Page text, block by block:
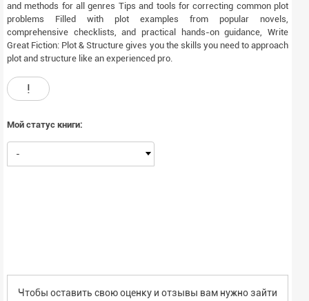
and methods for all genres Tips and tools for correcting common plot
problems Filled with plot examples from popular novels,
comprehensive checklists, and practical hands-on guidance, Write
Great Fiction: Plot & Structure gives you the skills you need to approach
plot and structure like an experienced pro.
!
Мой статус книги:
-
Чтобы оставить свою оценку и отзывы вам нужно зайти